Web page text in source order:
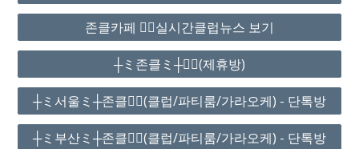
존클카페 ❤️‍🔥실시간클럽뉴스 보기
┼ミ존클ミ┼❤️‍🔥(제휴방)
┼ミ서울ミ┼존클❤️‍🔥(클럽/파티룸/가라오케) - 단톡방
┼ミ부산ミ┼존클❤️‍🔥(클럽/파티룸/가라오케) - 단톡방